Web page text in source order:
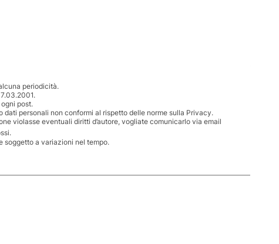
periodicità.
post.
personali non conformi al rispetto delle norme sulla Privacy.
violasse eventuali diritti d’autore, vogliate comunicarlo via email
soggetto a variazioni nel tempo.